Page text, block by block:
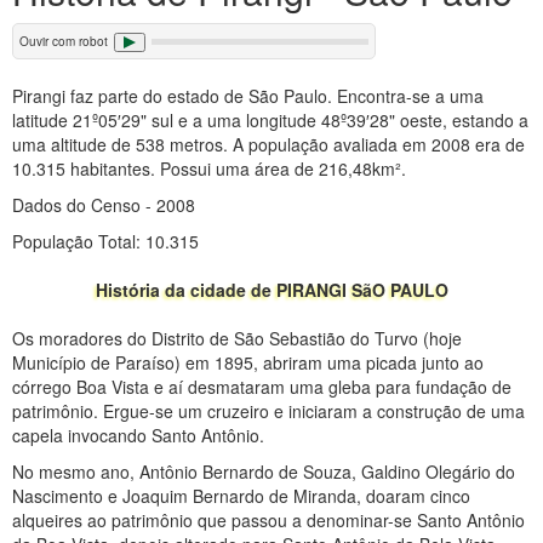
Ouvir com robot
Pirangi faz parte do estado de São Paulo. Encontra-se a uma
latitude 21º05′29" sul e a uma longitude 48º39′28" oeste, estando a
uma altitude de 538 metros. A população avaliada em 2008 era de
10.315 habitantes. Possui uma área de 216,48km².
Dados do Censo - 2008
População Total: 10.315
História da cidade de PIRANGI SãO PAULO
Os moradores do Distrito de São Sebastião do Turvo (hoje
Município de Paraíso) em 1895, abriram uma picada junto ao
córrego Boa Vista e aí desmataram uma gleba para fundação de
patrimônio. Ergue-se um cruzeiro e iniciaram a construção de uma
capela invocando Santo Antônio.
No mesmo ano, Antônio Bernardo de Souza, Galdino Olegário do
Nascimento e Joaquim Bernardo de Miranda, doaram cinco
alqueires ao patrimônio que passou a denominar-se Santo Antônio